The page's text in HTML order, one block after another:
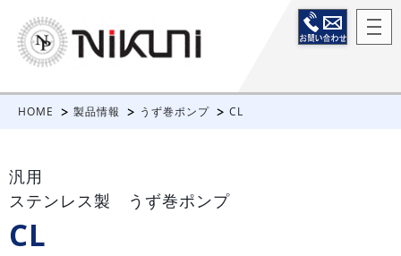
HOME 製品情報 うず巻ポンプ CL
汎用
ステンレス製 うず巻ポンプ
CL